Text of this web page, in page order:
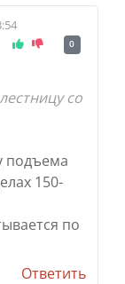
0
со
подъема
150-
по
Ответить